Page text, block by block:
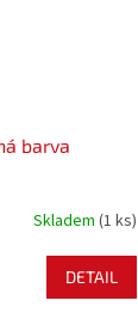
barva
Skladem (1 ks)
DETAIL